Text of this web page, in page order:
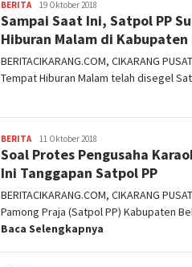
BERITAadmin
19 Oktober 2018
Sampai Saat Ini, Satpol PP
Hiburan Malam di Kabupaten
BERITACIKARANG.COM, CIKARANG
Tempat Hiburan Malam telah disegel
BERITAadmin
11 Oktober 2018
Soal Protes Pengusaha
Ini Tanggapan Satpol PP
BERITACIKARANG.COM, CIKARANG
Pamong Praja (Satpol PP) Kabupaten
Baca Selengkapnya